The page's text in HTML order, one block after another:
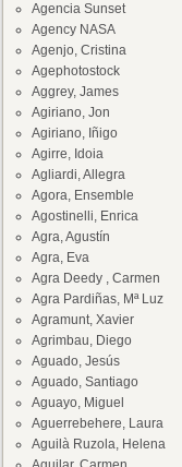
Agencia Sunset
Agency NASA
Agenjo, Cristina
Agephotostock
Aggrey, James
Agiriano, Jon
Agiriano, Iñigo
Agirre, Idoia
Agliardi, Allegra
Agora, Ensemble
Agostinelli, Enrica
Agra, Agustín
Agra, Eva
Agra Deedy , Carmen
Agra Pardiñas, Mª Luz
Agramunt, Xavier
Agrimbau, Diego
Aguado, Jesús
Aguado, Santiago
Aguayo, Miguel
Aguerrebehere, Laura
Aguilà Ruzola, Helena